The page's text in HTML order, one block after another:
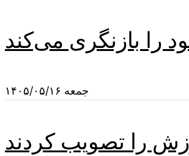
را بازنگری می‌کند
جمعه ۱۴۰۵/۰۵/۱۶
را تصویب کردند